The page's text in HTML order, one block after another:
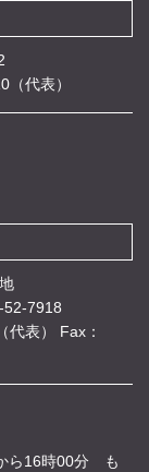
代表）
52-7918
代表）
Fax：
ら16時00分 も